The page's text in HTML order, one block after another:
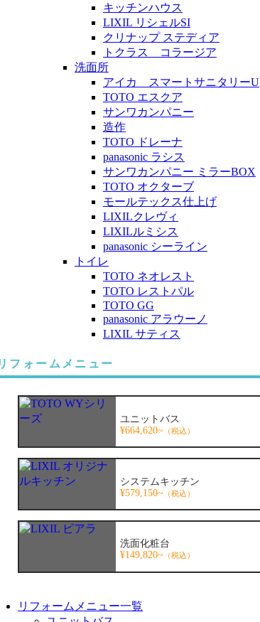
キッチンハウス
LIXIL リシェルSI
クリナップ ステディア
トクラス コラージア
洗面所
アイカ スマートサニタリーU
TOTO エスクア
サンワカンパニー
造作
TOTO ドレーナ
panasonic ラシス
サンワカンパニー ミラーBOX
TOTO オクターブ
モールテックス仕上げ
LIXILクレヴィ
LIXILルミシス
panasonic シーライン
トイレ
TOTO ネオレスト
TOTO レストパル
TOTO GG
panasonic アラウーノ
LIXIL サティス
フォームメニュー
ユニットバス
¥664,620~ （税込）
システムキッチン
¥579,150~ （税込）
洗面化粧台
¥149,820~ （税込）
リフォームメニュー一覧